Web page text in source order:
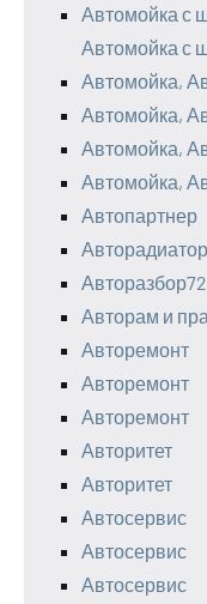
Автомойка с
Автомойка с
Автомойка,
Автомойка,
Автомойка,
Автомойка,
Автопартнер
Авторадиатор
Авторам и
Авторемонт
Авторемонт
Авторемонт
Авторитет
Авторитет
Автосервис
Автосервис
Автосервис